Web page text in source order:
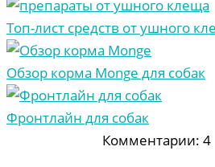
Топ-лист средств от ушного
Обзор корма Monge для собак
Фронтлайн для собак
Комментарии: 4